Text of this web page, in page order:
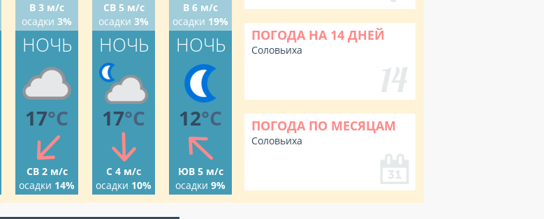
В 3 м/с
осадки 3%
НОЧЬ
17°C
СВ 2 м/с
осадки 14%
СВ 5 м/с
осадки 3%
НОЧЬ
17°C
С 4 м/с
осадки 10%
В 6 м/с
осадки 19%
НОЧЬ
12°C
ЮВ 5 м/с
осадки 9%
ПОГОДА НА 14 ДНЕЙ
Соловьиха
ПОГОДА ПО МЕСЯЦАМ
Соловьиха